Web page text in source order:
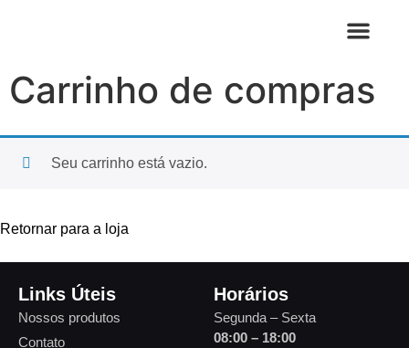
Carrinho de compras
Seu carrinho está vazio.
Retornar para a loja
Links Úteis
Nossos produtos
Contato
Horários
Segunda – Sexta
08:00 – 18:00